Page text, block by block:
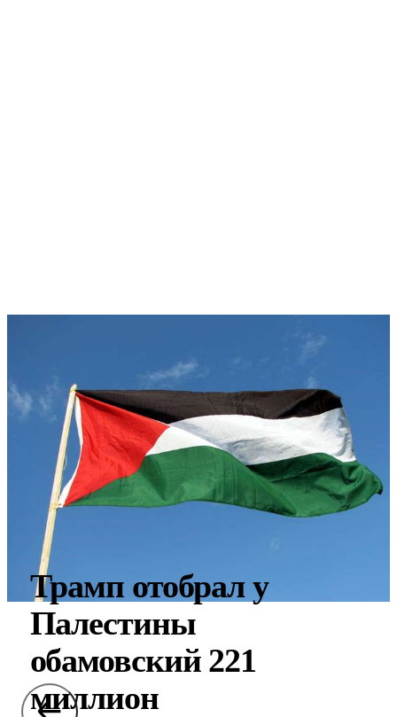
Трамп отобрал у
Палестины
обамовский 221
миллион